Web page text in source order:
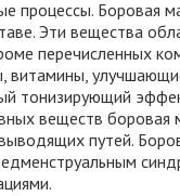
процессы. Боровая
Эти вещества
перечисленных
витамины,
тонизирующий
веществ боровая
путей.